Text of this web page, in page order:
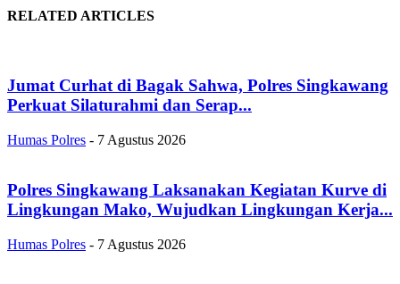
RELATED ARTICLES
Jumat Curhat di Bagak Sahwa, Polres Singkawang
Perkuat Silaturahmi dan Serap...
Humas Polres - 7 Agustus 2026
Polres Singkawang Laksanakan Kegiatan Kurve di
Lingkungan Mako, Wujudkan Lingkungan Kerja...
Humas Polres - 7 Agustus 2026